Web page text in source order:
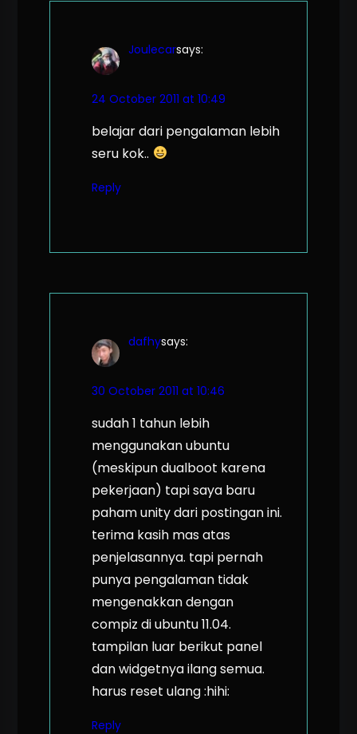
Joulecarsays:
24 October 2011 at 10:49
belajar dari pengalaman lebih
seru kok..
Reply
dafhysays:
30 October 2011 at 10:46
sudah 1 tahun lebih
menggunakan ubuntu
(meskipun dualboot karena
pekerjaan) tapi saya baru
paham unity dari postingan ini.
terima kasih mas atas
penjelasannya. tapi pernah
punya pengalaman tidak
mengenakkan dengan
compiz di ubuntu 11.04.
tampilan luar berikut panel
dan widgetnya ilang semua.
harus reset ulang :hihi:
Reply